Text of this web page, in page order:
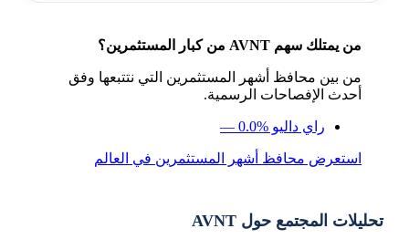
من يمتلك سهم AVNT من كبار المستثمرين؟
من بين محافظ أشهر المستثمرين التي نتتبعها وفق
أحدث الإفصاحات الرسمية.
راي داليو — 0.0%
استعرض محافظ أشهر المستثمرين في العالم
تحليلات المجتمع حول AVNT